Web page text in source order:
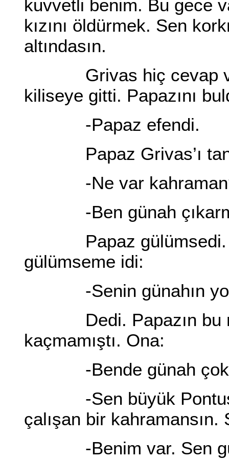
kuvvetli benim. Bu gece
kızını öldürmek. Sen
altındasın.
Grivas hiç cevap
kiliseye gitti. Papazını
-Papaz efendi.
Papaz Grivas’ı
-Ne var
-Ben günah
Papaz gülümsedi.
gülümseme idi:
-Senin günahın
Dedi. Papazın bu
kaçmamıştı. Ona:
-Bende günah
-Sen büyük Pontus
çalışan bir kahramansın.
-Benim var. Sen